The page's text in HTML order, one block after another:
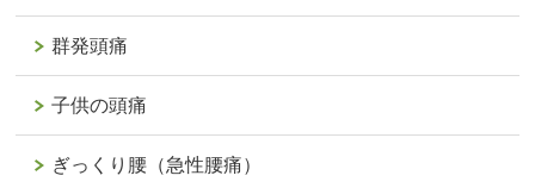
群発頭痛
子供の頭痛
ぎっくり腰（急性腰痛）